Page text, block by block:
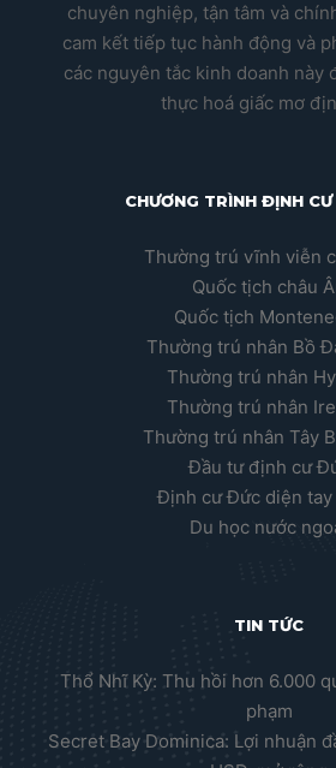
chuyên nghiệp, tận tâm và
cam kết tiếp tục hành động và
các nguyên tắc kinh doanh này
thực hoá giấc mơ
CHƯƠNG TRÌNH ĐỊNH
Thường trú vĩnh viễn
Quốc tịch châu
Quốc tịch
Thường trú nhân Bồ
Thường trú nhân
Thường trú nhân
Thường trú nhân Tây
Đầu tư định cư
Định cư Đức diện tay
Du học nước
TIN TỨC
Thổ Nhĩ Kỳ: Thu hồi hơn 6.000
phạm
Secret Bay Dominica: Lợi nhuận